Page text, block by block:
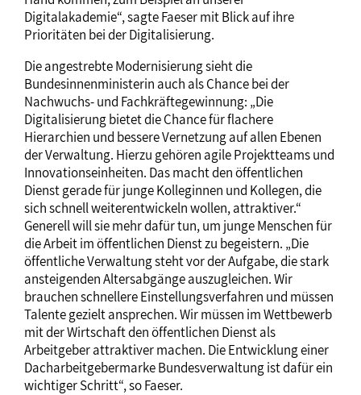
Digitalakademie“, sagte Faeser mit Blick auf ihre
Prioritäten bei der Digitalisierung.
Die angestrebte Modernisierung sieht die
Bundesinnenministerin auch als Chance bei der
Nachwuchs- und Fachkräftegewinnung: „Die
Digitalisierung bietet die Chance für flachere
Hierarchien und bessere Vernetzung auf allen Ebenen
der Verwaltung. Hierzu gehören agile Projektteams und
Innovationseinheiten. Das macht den öffentlichen
Dienst gerade für junge Kolleginnen und Kollegen, die
sich schnell weiterentwickeln wollen, attraktiver.“
Generell will sie mehr dafür tun, um junge Menschen für
die Arbeit im öffentlichen Dienst zu begeistern. „Die
öffentliche Verwaltung steht vor der Aufgabe, die stark
ansteigenden Altersabgänge auszugleichen. Wir
brauchen schnellere Einstellungsverfahren und müssen
Talente gezielt ansprechen. Wir müssen im Wettbewerb
mit der Wirtschaft den öffentlichen Dienst als
Arbeitgeber attraktiver machen. Die Entwicklung einer
Dacharbeitgebermarke Bundesverwaltung ist dafür ein
wichtiger Schritt“, so Faeser.